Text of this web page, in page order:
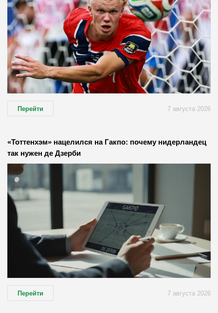
Перейти 7 августа 2026
«Тоттенхэм» нацелился на Гакпо: почему нидерландец
так нужен де Дзерби
Перейти 7 августа 2026